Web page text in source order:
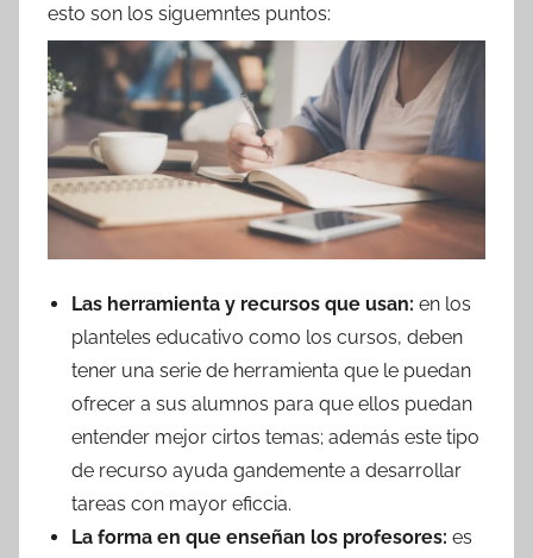
esto son los siguemntes puntos:
Las herramienta y recursos que usan: en los
planteles educativo como los cursos, deben
tener una serie de herramienta que le puedan
ofrecer a sus alumnos para que ellos puedan
entender mejor cirtos temas; además este tipo
de recurso ayuda gandemente a desarrollar
tareas con mayor eficcia.
La forma en que enseñan los profesores: es